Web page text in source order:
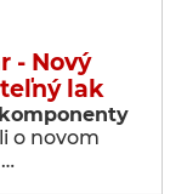
- Nový
lak
o novom